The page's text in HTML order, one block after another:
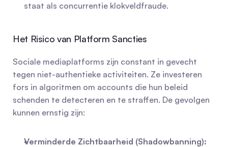
staat als concurrentie klokveldfraude.
Het Risico van Platform Sancties
Sociale mediaplatforms zijn constant in gevecht
tegen niet-authentieke activiteiten. Ze investeren
fors in algoritmen om accounts die hun beleid
schenden te detecteren en te straffen. De gevolgen
kunnen ernstig zijn:
Verminderde Zichtbaarheid (Shadowbanning):